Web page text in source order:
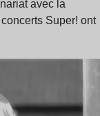
avec la
Super! ont